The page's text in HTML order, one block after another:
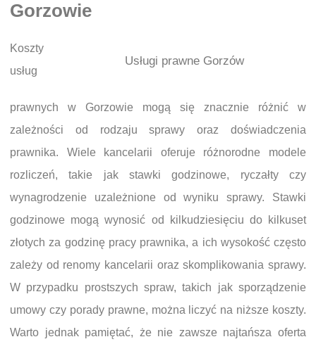
Gorzowie
Usługi prawne Gorzów
Koszty
usług
prawnych w Gorzowie mogą się znacznie różnić w
zależności od rodzaju sprawy oraz doświadczenia
prawnika. Wiele kancelarii oferuje różnorodne modele
rozliczeń, takie jak stawki godzinowe, ryczałty czy
wynagrodzenie uzależnione od wyniku sprawy. Stawki
godzinowe mogą wynosić od kilkudziesięciu do kilkuset
złotych za godzinę pracy prawnika, a ich wysokość często
zależy od renomy kancelarii oraz skomplikowania sprawy.
W przypadku prostszych spraw, takich jak sporządzenie
umowy czy porady prawne, można liczyć na niższe koszty.
Warto jednak pamiętać, że nie zawsze najtańsza oferta